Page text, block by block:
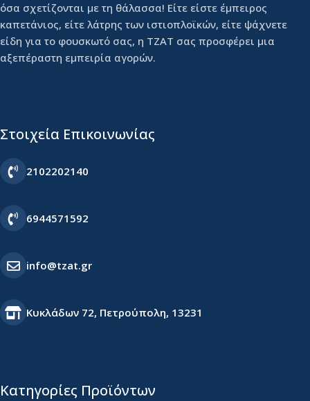
όσα σχετίζονται με τη θάλασσα! Είτε είστε έμπειρος
καπετάνιος, είτε λάτρης των ιστιοπλοϊκών, είτε ψάχνετε
είδη για το φουσκωτό σας, η ΤΖΑΤ σας προσφέρει μια
αξεπέραστη εμπειρία αγορών.
Στοιχεία Επικοινωνίας
2102202140
6944571592
info@tzat.gr
Κυκλάδων 72, Πετρούπολη, 13231
Κατηγορίες Προϊόντων